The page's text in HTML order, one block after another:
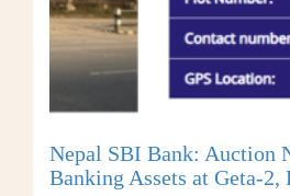
Nepal SBI Bank: Auction
Banking Assets at Geta-